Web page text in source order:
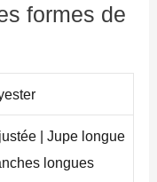
formes de
| Jupe longue
longues